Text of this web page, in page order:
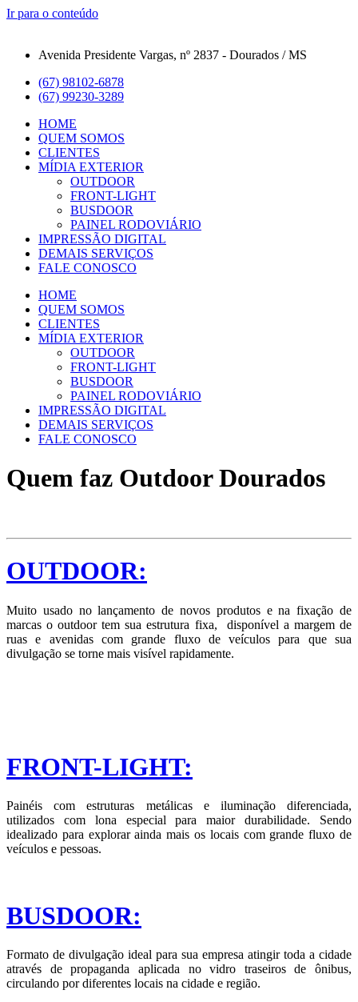
Ir para o conteúdo
Avenida Presidente Vargas, nº 2837 - Dourados / MS
(67) 98102-6878
(67) 99230-3289
HOME
QUEM SOMOS
CLIENTES
MÍDIA EXTERIOR
OUTDOOR
FRONT-LIGHT
BUSDOOR
PAINEL RODOVIÁRIO
IMPRESSÃO DIGITAL
DEMAIS SERVIÇOS
FALE CONOSCO
HOME
QUEM SOMOS
CLIENTES
MÍDIA EXTERIOR
OUTDOOR
FRONT-LIGHT
BUSDOOR
PAINEL RODOVIÁRIO
IMPRESSÃO DIGITAL
DEMAIS SERVIÇOS
FALE CONOSCO
Quem faz Outdoor Dourados
OUTDOOR:
Muito usado no lançamento de novos produtos e na fixação de
marcas o outdoor tem sua estrutura fixa, disponível a margem de
ruas e avenidas com grande fluxo de veículos para que sua
divulgação se torne mais visível rapidamente.
FRONT-LIGHT:
Painéis com estruturas metálicas e iluminação diferenciada,
utilizados com lona especial para maior durabilidade. Sendo
idealizado para explorar ainda mais os locais com grande fluxo de
veículos e pessoas.
BUSDOOR:
Formato de divulgação ideal para sua empresa atingir toda a cidade
através de propaganda aplicada no vidro traseiros de ônibus,
circulando por diferentes locais na cidade e região.